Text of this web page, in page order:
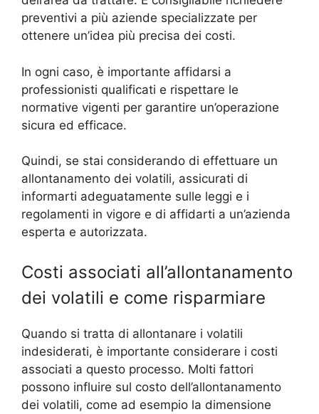
preventivi a più aziende specializzate per
ottenere un’idea più precisa dei costi.
In ogni caso, è importante affidarsi a
professionisti qualificati e rispettare le
normative vigenti per garantire un’operazione
sicura ed efficace.
Quindi, se stai considerando di effettuare un
allontanamento dei volatili, assicurati di
informarti adeguatamente sulle leggi e i
regolamenti in vigore e di affidarti a un’azienda
esperta e autorizzata.
Costi associati all’allontanamento
dei volatili e come risparmiare
Quando si tratta di allontanare i volatili
indesiderati, è importante considerare i costi
associati a questo processo. Molti fattori
possono influire sul costo dell’allontanamento
dei volatili, come ad esempio la dimensione